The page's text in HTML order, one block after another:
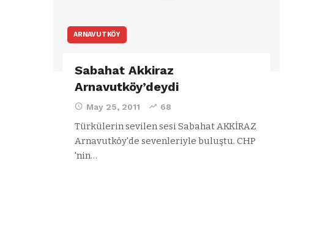
ARNAVUTKÖY
Sabahat Akkiraz
Arnavutköy’deydi
May 25, 2011 68
Türkülerin sevilen sesi Sabahat AKKİRAZ
Arnavutköy'de sevenleriyle buluştu. CHP
'nin…